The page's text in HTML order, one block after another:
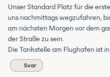
Unser Standard Platz für die
uns nachmittags wegzufahren,
am nächsten Morgen vor dem
der Straße zu sein.
Die Tankstelle am Flughafen ist
Svar